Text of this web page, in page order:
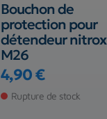
Bouchon de
protection pour
détendeur nitrox
M26
Prix
4,90 €
Rupture de stock